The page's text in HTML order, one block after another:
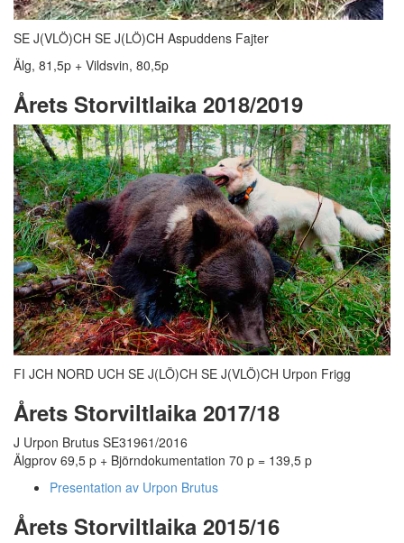
SE J(VLÖ)CH SE J(LÖ)CH Aspuddens Fajter
Älg, 81,5p + Vildsvin, 80,5p
Årets Storviltlaika 2018/2019
FI JCH NORD UCH SE J(LÖ)CH SE J(VLÖ)CH Urpon Frigg
Årets Storviltlaika 2017/18
J Urpon Brutus SE31961/2016
Älgprov 69,5 p + Björndokumentation 70 p = 139,5 p
Presentation av Urpon Brutus
Årets Storviltlaika 2015/16